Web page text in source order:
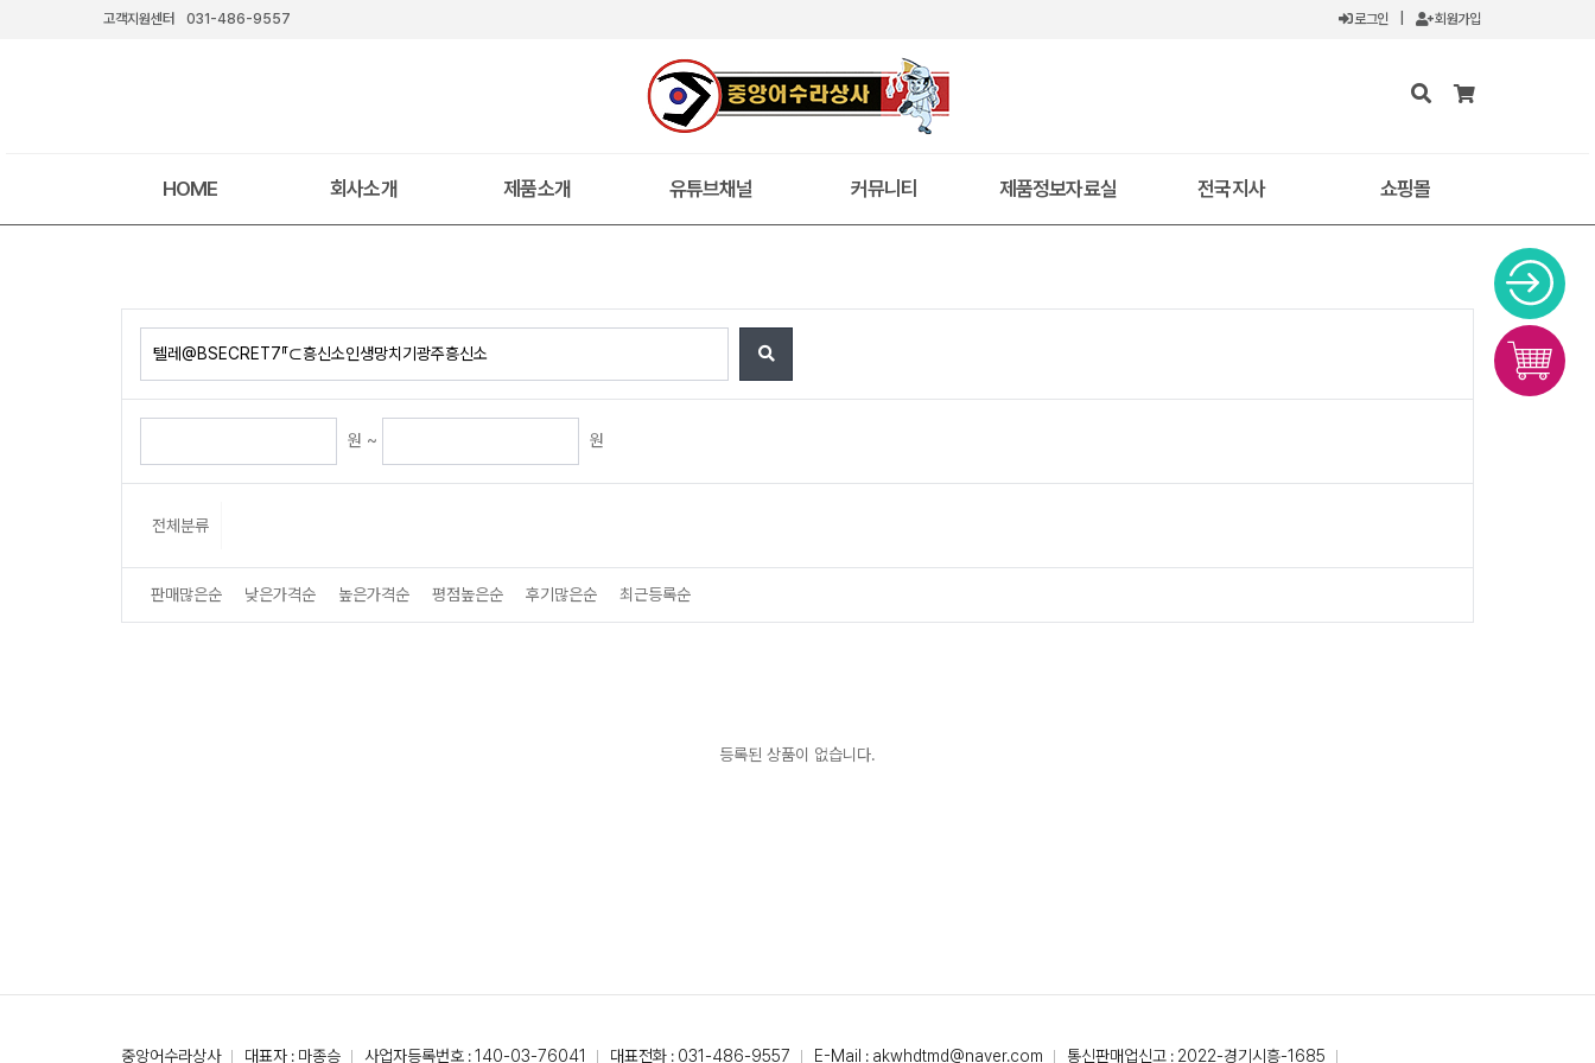
고객지원센터 031-486-9557 로그인 회원가입
HOME 회사소개 제품소개 유튜브채널 커뮤니티 제품정보자료실 전국지사 쇼핑몰
원 ~ 원
전체분류
판매많은순 낮은가격순 높은가격순 평점높은순 후기많은순 최근등록순
등록된 상품이 없습니다.
중앙어수라상사 대표자 : 마종승 사업자등록번호 : 140-03-76041 대표전화 : 031-486-9557 E-Mail : akwhdtmd@naver.com 통신판매업신고 : 2022-경기시흥-1685